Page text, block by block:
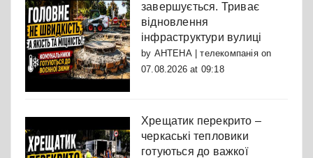
завершується. Триває
відновлення
інфраструктури вулиці
by АНТЕНА | телекомпаніяon
07.08.2026 at 09:18
Хрещатик перекрито –
черкаські тепловики
готуються до важкої